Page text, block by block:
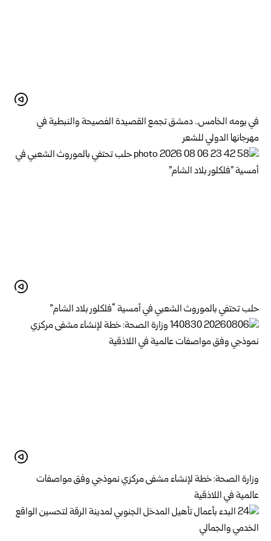
في يومه الخامس.. دمشق تجمع القصيدة الفصيحة والنبطية في
مهرجانها الدولي للشعر
حلب تحتفي بالموروث الشعبي في أمسية “فلكلور بلاد الشام”
وزارة الصحة: خطة لإنشاء مشفى مركزي نموذجي وفق مواصفات
عالمية في اللاذقية